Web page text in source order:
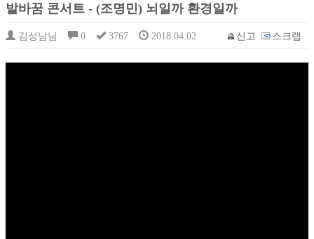
발바꿈 콘서트 - (조명민) 뇌일까 환경일까
김성남님 0 3767 2018.04.02 신고 스크랩